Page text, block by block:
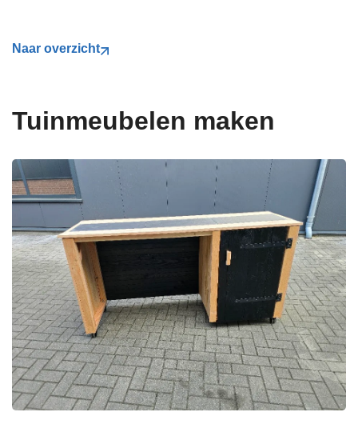
Naar overzicht
Tuinmeubelen maken